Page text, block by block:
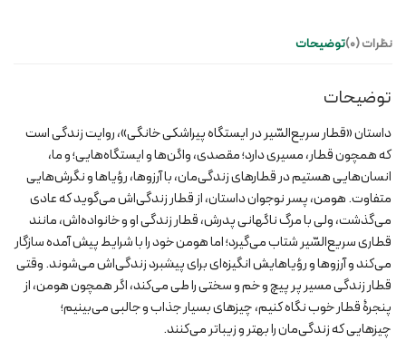
خانگی
توضیحات نظرات (0)
توضیحات
داستان «قطار سریع‌السّیر در ایستگاه پیراشکی خانگی»، روایت زندگی است
که همچون قطار، مسیری دارد؛ مقصدی، واگن‌ها و ایستگاه‌هایی؛ و ما،
انسان‌هایی هستیم در قطارهای زندگی‌‌مان، با آرزوها، رؤیاها و نگرش‌هایی
متفاوت. هومن، پسر نوجوان داستان، از قطار زندگی‌اش می‌گوید که عادی
می‌گذشت، ولی با مرگ ناگهانی پدرش، قطار زندگی او و خانواده‌اش، مانند
قطاری سریع‌السّیر شتاب می‌گیرد؛ اما هومن خود را با شرایط پیش آمده سازگار
می‌کند و آرزوها و رؤیاهایش انگیزه‌ای برای پیشبرد زندگی‌اش می‌شوند. وقتی
قطار زندگی مسیر پر پیچ و خم و سختی را طی می‌کند، اگر همچون هومن، از
پنجرۀ قطار خوب نگاه کنیم، چیزهای بسیار جذاب و جالبی می‌بینیم؛
چیزهایی که زندگی‌مان را بهتر و زیباتر می‌کنند.